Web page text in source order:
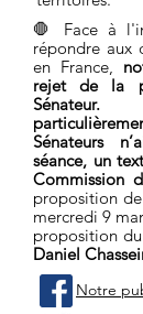
🛑 Face à
répondre aux
en France,
rejet de la
Sénateurs
séance, un
Commission
proposition
mercredi 9
proposition
Daniel
Notre